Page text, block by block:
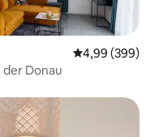
4,99 (399)
Donau